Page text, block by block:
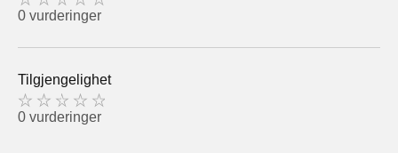
0 vurderinger
Tilgjengelighet
0 vurderinger